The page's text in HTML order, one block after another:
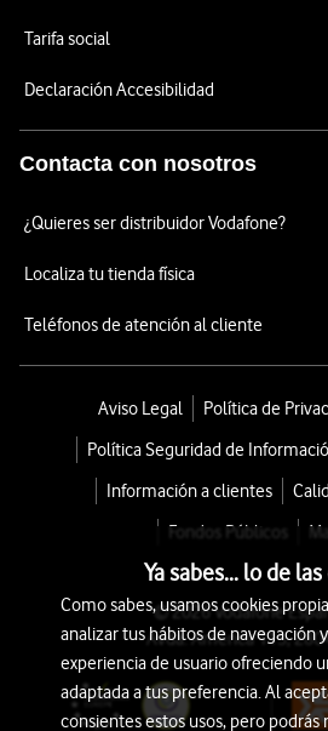
Tarifa social
Declaración Accesibilidad
Contacta con nosotros
¿Quieres ser distribuidor Vodafone?
Localiza tu tienda física
Teléfonos de atención al cliente
Aviso Legal
Política de
Política Seguridad de
Información a clientes
Fondos Públicos
© 2026 Vodafone
Avda. América 115,
Ya sabes... lo de
Como sabes, usamos cookies
analizar tus hábitos de navegación
experiencia de usuario ofreciendo
adaptada a tus preferencia. Al
consientes estos usos, pero podrás